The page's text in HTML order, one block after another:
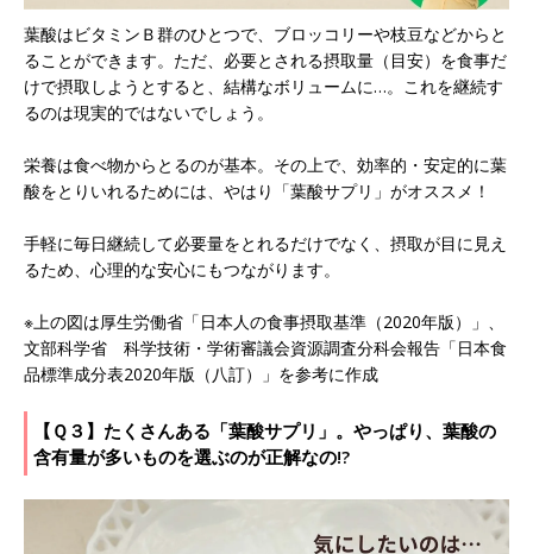
葉酸はビタミンＢ群のひとつで、ブロッコリーや枝豆などからと
ることができます。ただ、必要とされる摂取量（目安）を食事だ
けで摂取しようとすると、結構なボリュームに…。これを継続す
るのは現実的ではないでしょう。
栄養は食べ物からとるのが基本。その上で、効率的・安定的に葉
酸をとりいれるためには、やはり「葉酸サプリ」がオススメ！
手軽に毎日継続して必要量をとれるだけでなく、摂取が目に見え
るため、心理的な安心にもつながります。
※上の図は厚生労働省「日本人の食事摂取基準（2020年版）」、
文部科学省 科学技術・学術審議会資源調査分科会報告「日本食
品標準成分表2020年版（八訂）」を参考に作成
【Ｑ３】たくさんある「葉酸サプリ」。やっぱり、葉酸の
含有量が多いものを選ぶのが正解なの!?